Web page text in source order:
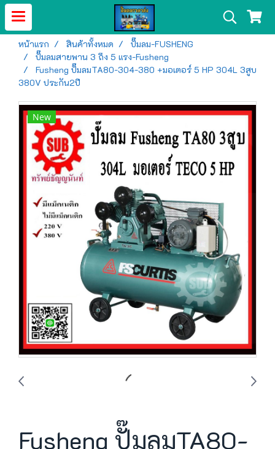
หน้าแรก สินค้าทั้งหมด
ปั๊มลม-FUSHENG
ปั๊มลมสายพาน 3 ถึง 5 แรง-Fusheng
Fusheng ปั๊มลมTA80-304-380 +มอเตอร์ 5 HP 304L 3สูบ
380V ประกัน2ปี
New
Fusheng ปั๊มลมTA80-